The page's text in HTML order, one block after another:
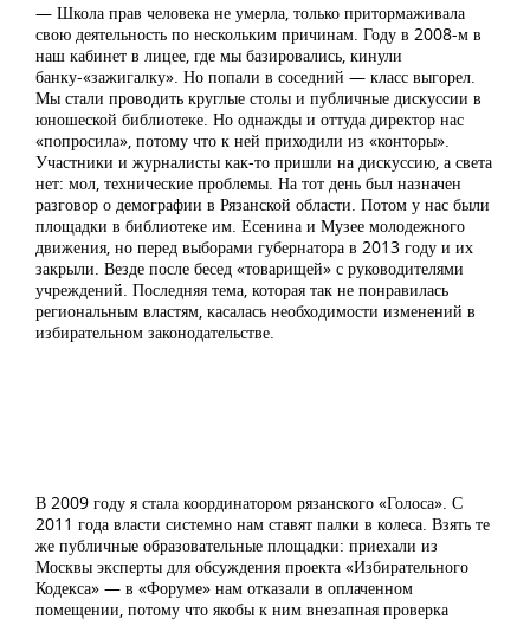
— Школа прав человека не умерла, только притормаживала
свою деятельность по нескольким причинам. Году в 2008-м в
наш кабинет в лицее, где мы базировались, кинули
банку-«зажигалку». Но попали в соседний — класс выгорел.
Мы стали проводить круглые столы и публичные дискуссии в
юношеской библиотеке. Но однажды и оттуда директор нас
«попросила», потому что к ней приходили из «конторы».
Участники и журналисты как-то пришли на дискуссию, а света
нет: мол, технические проблемы. На тот день был назначен
разговор о демографии в Рязанской области. Потом у нас были
площадки в библиотеке им. Есенина и Музее молодежного
движения, но перед выборами губернатора в 2013 году и их
закрыли. Везде после бесед «товарищей» с руководителями
учреждений. Последняя тема, которая так не понравилась
региональным властям, касалась необходимости изменений в
избирательном законодательстве.
В 2009 году я стала координатором рязанского «Голоса». С
2011 года власти системно нам ставят палки в колеса. Взять те
же публичные образовательные площадки: приехали из
Москвы эксперты для обсуждения проекта «Избирательного
Кодекса» — в «Форуме» нам отказали в оплаченном
помещении, потому что якобы к ним внезапная проверка